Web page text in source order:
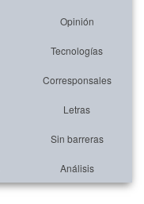
Opinión
Tecnologías
Corresponsales
Letras
Sin barreras
Análisis